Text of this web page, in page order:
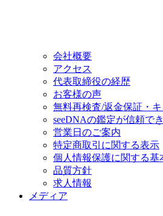
会社概要
アクセス
代表取締役の経歴
お客様の声
無料再検査/返金保証・
seeDNAの鑑定が信頼で
営業日のご案内
特定商取引に関する表示
個人情報保護に関する基
品質方針
求人情報
メディア